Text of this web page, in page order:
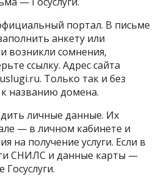
портал. В письме
анкету или
возникли сомнения,
ссылку. Адрес сайта
Только так и без
названию домена.
личные данные. Их
— в личном кабинете и
на получение услуги. Если в
СНИЛС и данные карты —